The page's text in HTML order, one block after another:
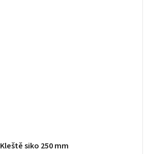
Kleště siko 250 mm